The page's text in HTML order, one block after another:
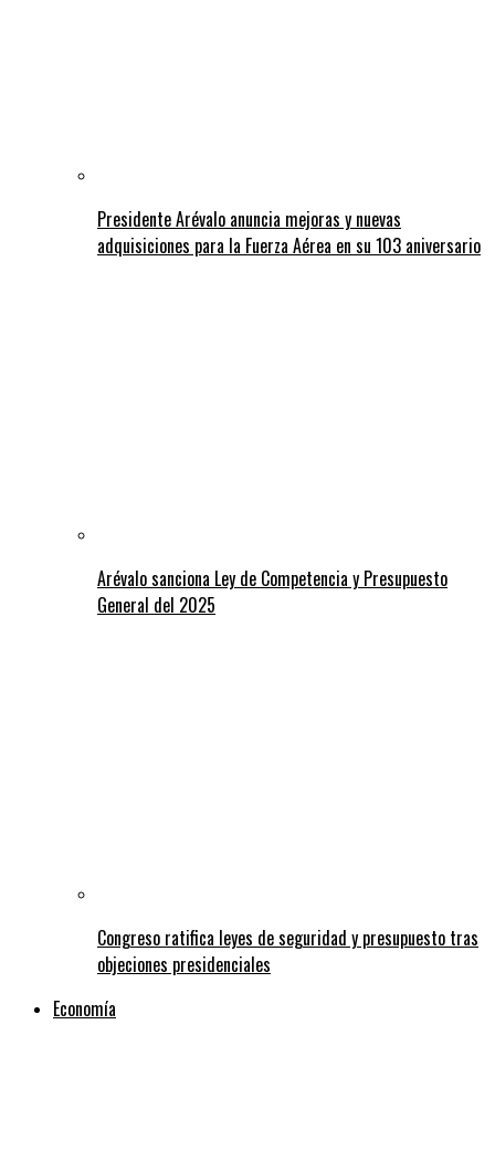
Presidente Arévalo anuncia mejoras y nuevas
adquisiciones para la Fuerza Aérea en su 103 aniversario
Arévalo sanciona Ley de Competencia y Presupuesto
General del 2025
Congreso ratifica leyes de seguridad y presupuesto tras
objeciones presidenciales
Economía